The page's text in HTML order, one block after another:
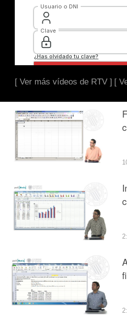
[ Ver más vídeos de RTV ] [